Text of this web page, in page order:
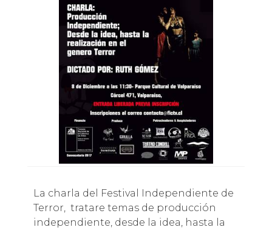
La charla del Festival Independiente de
Terror, tratare temas de producción
independiente, desde la idea, hasta la